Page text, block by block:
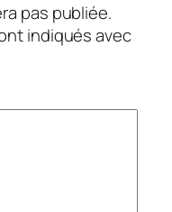
pas publiée.
indiqués avec